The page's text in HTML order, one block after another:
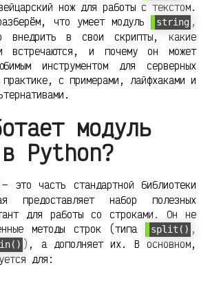
нож для работы с текстом.
что умеет модуль
string ,
внедрить в свои скрипты, какие
встречаются, и почему он может
инструментом для серверных
с примерами, лайфхаками и
модуль
Python?
— это часть стандартной библиотеки
предоставляет набор полезных
для работы со строками. Он не
методы строк (типа
split() ,
), а дополняет их. В основном,
для: